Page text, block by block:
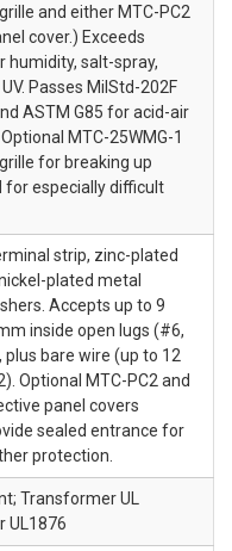
and either MTC-PC2
cover.) Exceeds
humidity, salt-spray,
Passes MilStd-202F
ASTM G85 for acid-air
MTC-25WMG-1
for breaking up
for especially difficult
strip, zinc-plated
plated metal
Accepts up to 9
inside open lugs (#6,
plus bare wire (up to 12
Optional MTC-PC2 and
panel covers
sealed entrance for
protection.
Transformer UL
UL1876